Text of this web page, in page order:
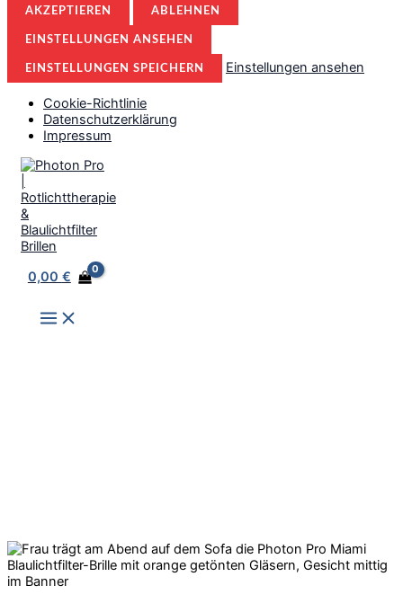
AKZEPTIEREN ABLEHNEN
EINSTELLUNGEN ANSEHEN
EINSTELLUNGEN SPEICHERN Einstellungen ansehen
Cookie-Richtlinie
Datenschutzerklärung
Impressum
Zum
springen
0,00 €